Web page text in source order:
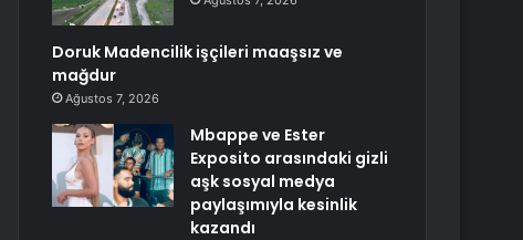
Doruk Madencilik işçileri maaşsız ve
mağdur
Ağustos 7, 2026
Mbappe ve Ester
Exposito arasındaki gizli
aşk sosyal medya
paylaşımıyla kesinlik
kazandı